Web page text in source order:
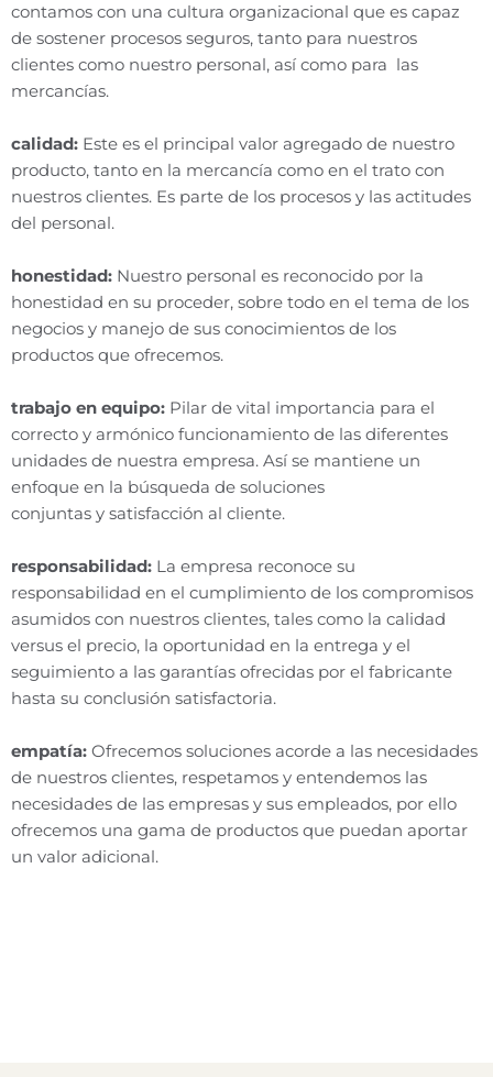
contamos con una cultura organizacional que es capaz
de sostener procesos seguros, tanto para nuestros
clientes como nuestro personal, así como para las
mercancías.
calidad: Este es el principal valor agregado de nuestro
producto, tanto en la mercancía como en el trato con
nuestros clientes. Es parte de los procesos y las actitudes
del personal.
honestidad: Nuestro personal es reconocido por la
honestidad en su proceder, sobre todo en el tema de los
negocios y manejo de sus conocimientos de los
productos que ofrecemos.
trabajo en equipo: Pilar de vital importancia para el
correcto y armónico funcionamiento de las diferentes
unidades de nuestra empresa. Así se mantiene un
enfoque en la búsqueda de soluciones
conjuntas y satisfacción al cliente.
responsabilidad: La empresa reconoce su
responsabilidad en el cumplimiento de los compromisos
asumidos con nuestros clientes, tales como la calidad
versus el precio, la oportunidad en la entrega y el
seguimiento a las garantías ofrecidas por el fabricante
hasta su conclusión satisfactoria.
empatía: Ofrecemos soluciones acorde a las necesidades
de nuestros clientes, respetamos y entendemos las
necesidades de las empresas y sus empleados, por ello
ofrecemos una gama de productos que puedan aportar
un valor adicional.